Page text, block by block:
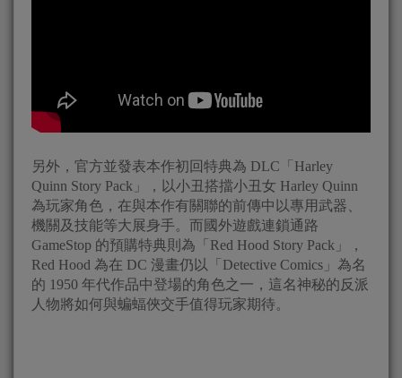
另外，官方並發表本作初回特典為 DLC「Harley
Quinn Story Pack」，以小丑搭擋小丑女 Harley Quinn
為玩家角色，在與本作有關聯的前傳中以專用武器、
機關及技能等大展身手。而國外遊戲連鎖通路
GameStop 的預購特典則為「Red Hood Story Pack」，
Red Hood 為在 DC 漫畫仍以「Detective Comics」為名
的 1950 年代作品中登場的角色之一，這名神秘的反派
人物將如何與蝙蝠俠交手值得玩家期待。